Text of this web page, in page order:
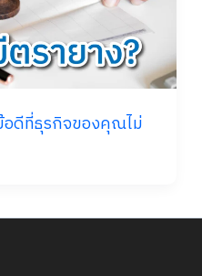
อดีที่ธุรกิจของคุณไม่